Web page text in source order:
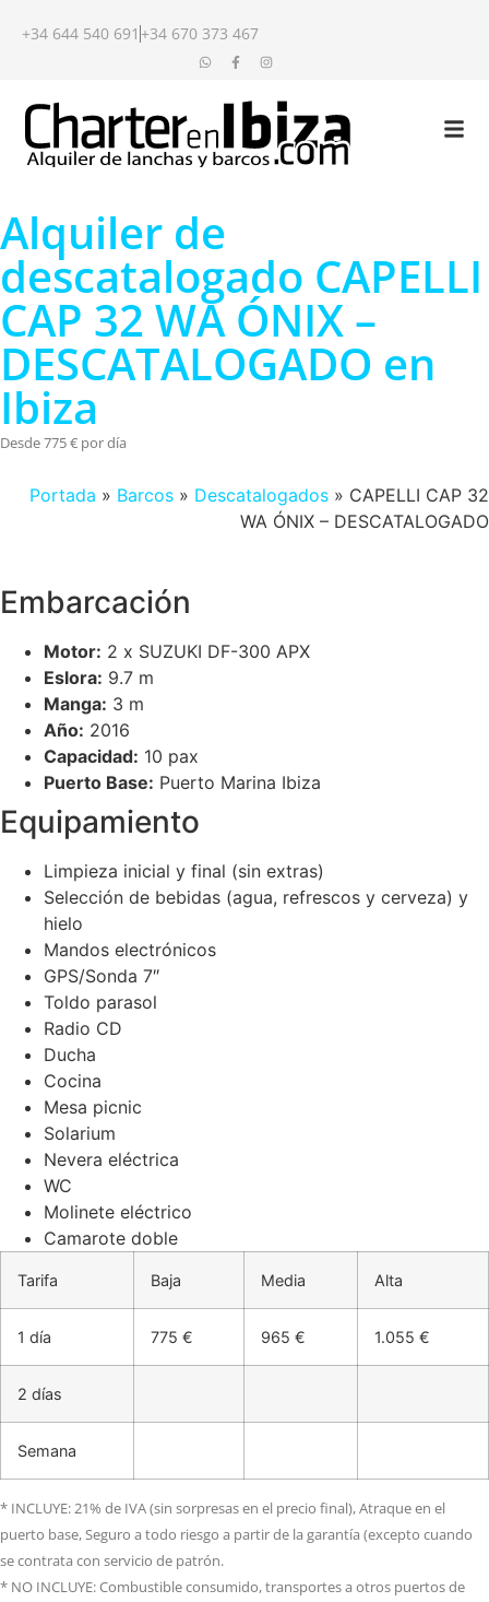
+34 644 540 691 +34 670 373 467
Alquiler de
descatalogado CAPELLI
CAP 32 WA ÓNIX –
DESCATALOGADO en
Ibiza
Desde 775 € por día
Portada » Barcos » Descatalogados » CAPELLI CAP 32
WA ÓNIX – DESCATALOGADO
Embarcación
Motor: 2 x SUZUKI DF-300 APX
Eslora: 9.7 m
Manga: 3 m
Año: 2016
Capacidad: 10 pax
Puerto Base: Puerto Marina Ibiza
Equipamiento
Limpieza inicial y final (sin extras)
Selección de bebidas (agua, refrescos y cerveza) y
hielo
Mandos electrónicos
GPS/Sonda 7″
Toldo parasol
Radio CD
Ducha
Cocina
Mesa picnic
Solarium
Nevera eléctrica
WC
Molinete eléctrico
Camarote doble
Tarifa Baja Media Alta
1 día 775 € 965 € 1.055 €
2 días
Semana
* INCLUYE: 21% de IVA (sin sorpresas en el precio final), Atraque en el
puerto base, Seguro a todo riesgo a partir de la garantía (excepto cuando
se contrata con servicio de patrón.
* NO INCLUYE: Combustible consumido, transportes a otros puertos de